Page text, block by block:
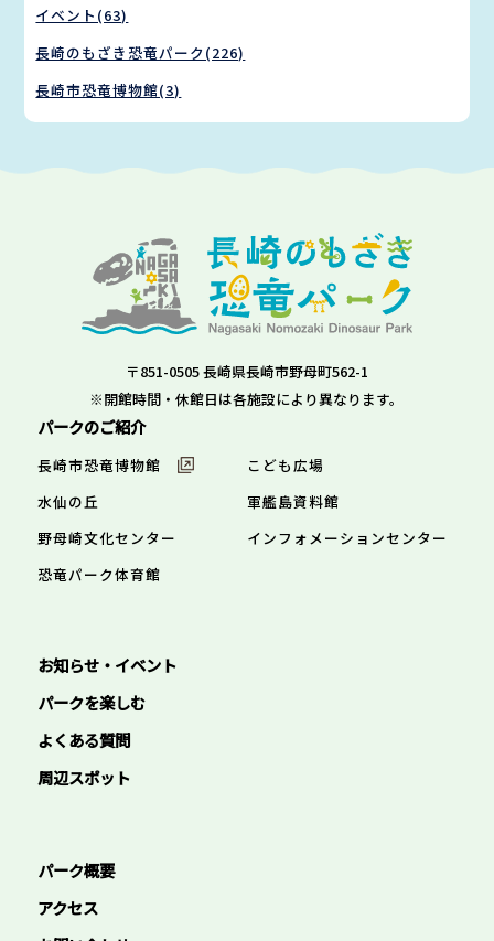
イベント(63)
長崎のもざき恐竜パーク(226)
長崎市恐竜博物館(3)
〒851-0505 長崎県長崎市野母町562-1
※開館時間・休館日は各施設により異なります。
パークのご紹介
長崎市恐竜博物館
こども広場
水仙の丘
軍艦島資料館
野母崎文化センター
インフォメーションセンター
恐竜パーク体育館
お知らせ・イベント
パークを楽しむ
よくある質問
周辺スポット
パーク概要
アクセス